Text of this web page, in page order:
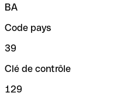
BA
Code pays
39
Clé de contrôle
129